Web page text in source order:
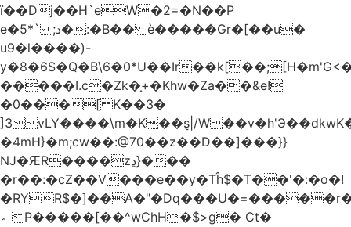
ї��Dj��H`eW�2=�N��P
e�5*` ;د�:�B�� è�����Gr�[��u�
u9�l����)-
y�8�6S�Q�B\6�0*U��Ir
�����I.c�Zk�֑+�Khw�Za��&e!
�0���[ K��3�
]3vLY����\m�K��ȿ|/
�4mH}�m;cw��:@70��z��D��]���}}
Ǌ�ԘR����zڍ}���
�r��:�cZ��V���e��y�Tĥ$�Τ��'�:�o�!
�RY
؞ P�����[��^wChH�$>g� Ct�